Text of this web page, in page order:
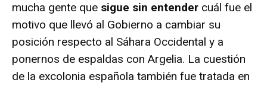
mucha gente que sigue sin entender cuál fue el
motivo que llevó al Gobierno a cambiar su
posición respecto al Sáhara Occidental y a
ponernos de espaldas con Argelia. La cuestión
de la excolonia española también fue tratada en